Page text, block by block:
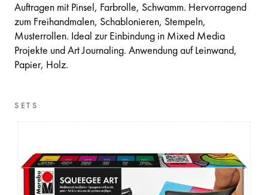
Auftragen mit Pinsel, Farbrolle, Schwamm. Hervorragend
zum Freihandmalen, Schablonieren, Stempeln,
Musterrollen. Ideal zur Einbindung in Mixed Media
Projekte und Art Journaling. Anwendung auf Leinwand,
Papier, Holz.
SETS